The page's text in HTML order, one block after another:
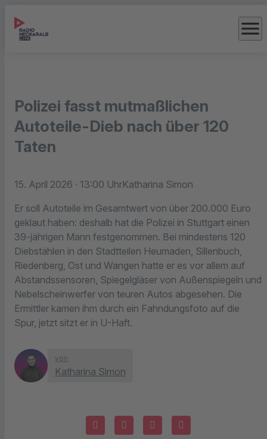
menu
Polizei fasst mutmaßlichen
Autoteile-Dieb nach über 120
Taten
15. April 2026 · 13:00 UhrKatharina Simon
Er soll Autoteile im Gesamtwert von über 200.000 Euro
geklaut haben: deshalb hat die Polizei in Stuttgart einen
39-jährigen Mann festgenommen. Bei mindestens 120
Diebstählen in den Stadtteilen Heumaden, Sillenbuch,
Riedenberg, Ost und Wangen hatte er es vor allem auf
Abstandssensoren, Spiegelgläser von Außenspiegeln und
Nebelscheinwerfer von teuren Autos abgesehen. Die
Ermittler kamen ihm durch ein Fahndungsfoto auf die
Spur, jetzt sitzt er in U-Haft.
von
Katharina Simon